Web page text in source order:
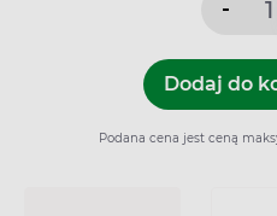
-
Dodaj do
Podana cena jest ceną